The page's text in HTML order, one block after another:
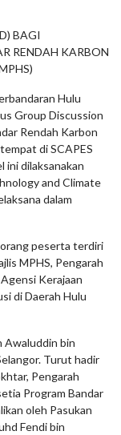
BAGI
RENDAH KARBON
Hulu
Group Discussion
Rendah Karbon
di SCAPES
ini dilaksanakan
and Climate
dalam
peserta terdiri
MPHS, Pengarah
Kerajaan
di Daerah Hulu
Awaluddin bin
Turut hadir
Pengarah
Program Bandar
oleh Pasukan
Fendi bin